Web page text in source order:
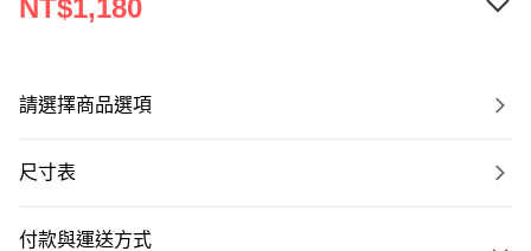
NT$1,180
請選擇商品選項
尺寸表
付款與運送方式